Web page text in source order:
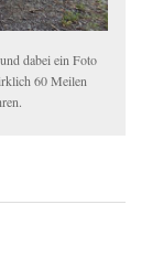
dabei ein Foto
60 Meilen